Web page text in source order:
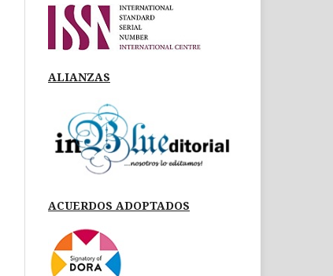
ALIANZAS
ACUERDOS ADOPTADOS